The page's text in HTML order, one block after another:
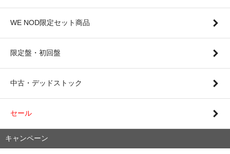
WE NOD限定セット商品
限定盤・初回盤
中古・デッドストック
セール
キャンペーン